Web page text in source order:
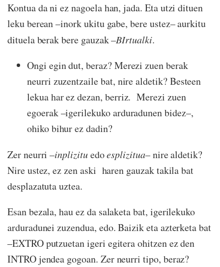
Kontua da ni ez nagoela han, jada. Eta utzi dituen
leku berean –inork ukitu gabe, bere ustez– aurkitu
dituela berak bere gauzak –BIrtualki.
Ongi egin dut, beraz? Merezi zuen berak
neurri zuzentzaile bat, nire aldetik? Besteen
lekua har ez dezan, berriz. Merezi zuen
egoerak –igerilekuko arduradunen bidez–,
ohiko bihur ez dadin?
Zer neurri –inplizituedoesplizitua– nire aldetik?
Nire ustez, ez zen aski haren gauzak takila bat
desplazatuta uztea.
Esan bezala, hau ez da salaketa bat, igerilekuko
arduradunei zuzendua, edo. Baizik eta azterketa bat
–EXTRO putzuetan igeri egitera ohitzen ez den
INTRO jendea gogoan. Zer neurri tipo, beraz?